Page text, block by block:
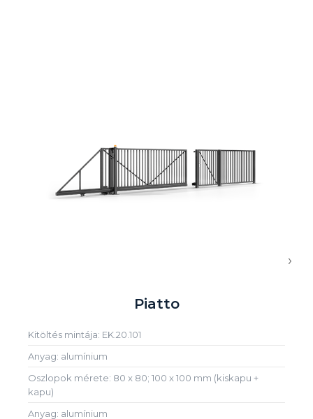
Piatto
Kitöltés mintája: EK.20.101
Anyag: alumínium
Oszlopok mérete: 80 x 80; 100 x 100 mm (kiskapu +
kapu)
Anyag: alumínium
›